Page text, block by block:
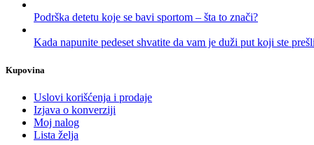
Podrška detetu koje se bavi sportom – šta to znači?
Kada napunite pedeset shvatite da vam je duži put koji ste
Kupovina
Uslovi korišćenja i prodaje
Izjava o konverziji
Moj nalog
Lista želja